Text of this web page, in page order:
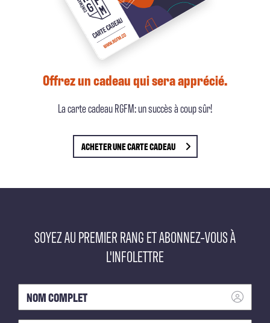
Offrez un cadeau qui sera apprécié.
La carte cadeau RGFM: un succès à coup sûr!
ACHETERUNE CARTE CADEAU
SOYEZ AU PREMIER RANG ET ABONNEZ-VOUS À
L'INFOLETTRE